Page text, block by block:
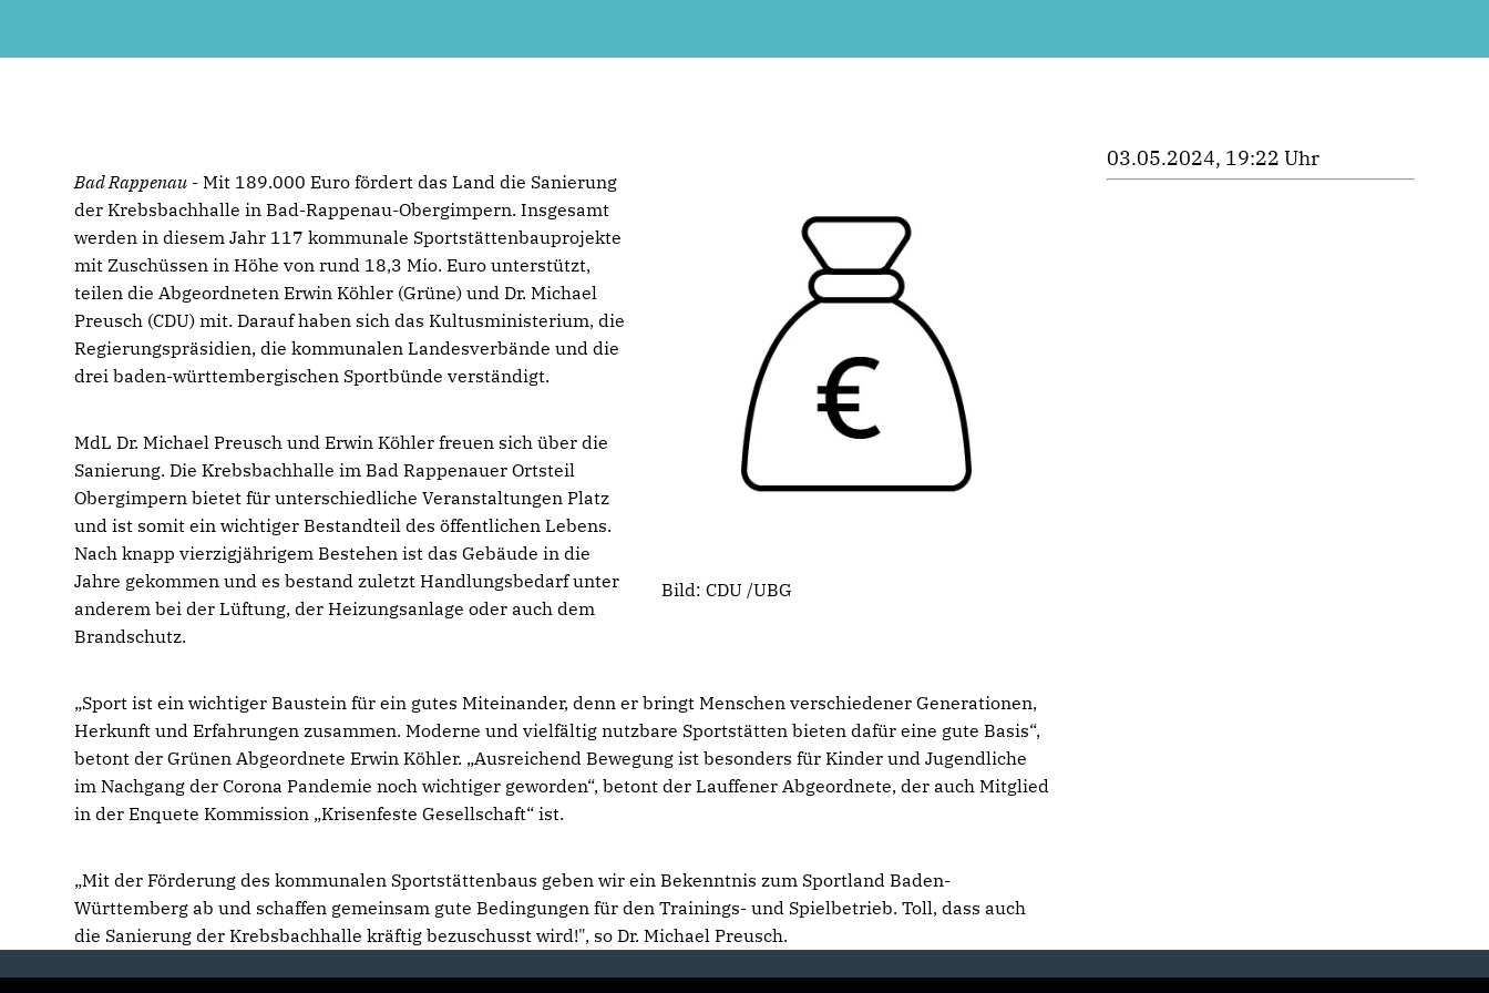
Bild: CDU /UBG
Bad Rappenau - Mit 189.000 Euro fördert das Land die Sanierung
der Krebsbachhalle in Bad-Rappenau-Obergimpern. Insgesamt
werden in diesem Jahr 117 kommunale Sportstättenbauprojekte
mit Zuschüssen in Höhe von rund 18,3 Mio. Euro unterstützt,
teilen die Abgeordneten Erwin Köhler (Grüne) und Dr. Michael
Preusch (CDU) mit. Darauf haben sich das Kultusministerium, die
Regierungspräsidien, die kommunalen Landesverbände und die
drei baden-württembergischen Sportbünde verständigt.
MdL Dr. Michael Preusch und Erwin Köhler freuen sich über die
Sanierung. Die Krebsbachhalle im Bad Rappenauer Ortsteil
Obergimpern bietet für unterschiedliche Veranstaltungen Platz
und ist somit ein wichtiger Bestandteil des öffentlichen Lebens.
Nach knapp vierzigjährigem Bestehen ist das Gebäude in die
Jahre gekommen und es bestand zuletzt Handlungsbedarf unter
anderem bei der Lüftung, der Heizungsanlage oder auch dem
Brandschutz.
Sport ist ein wichtiger Baustein für ein gutes Miteinander, denn er bringt Menschen verschiedener Generationen,
Herkunft und Erfahrungen zusammen. Moderne und vielfältig nutzbare Sportstätten bieten dafür eine gute Basis“,
betont der Grünen Abgeordnete Erwin Köhler. „Ausreichend Bewegung ist besonders für Kinder und Jugendliche
im Nachgang der Corona Pandemie noch wichtiger geworden“, betont der Lauffener Abgeordnete, der auch Mitglied
in der Enquete Kommission „Krisenfeste Gesellschaft“ ist.
Mit der Förderung des kommunalen Sportstättenbaus geben wir ein Bekenntnis zum Sportland Baden-
Württemberg ab und schaffen gemeinsam gute Bedingungen für den Trainings- und Spielbetrieb. Toll, dass auch
die Sanierung der Krebsbachhalle kräftig bezuschusst wird!", so Dr. Michael Preusch.
03.05.2024, 19:22 Uhr